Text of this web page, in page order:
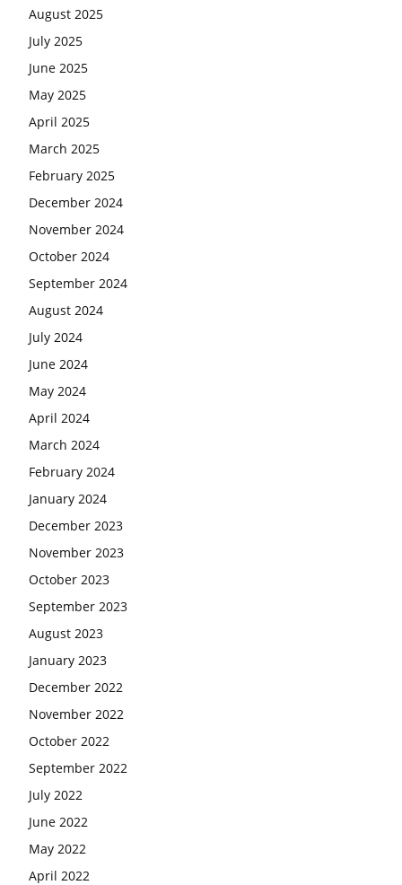
August 2025
July 2025
June 2025
May 2025
April 2025
March 2025
February 2025
December 2024
November 2024
October 2024
September 2024
August 2024
July 2024
June 2024
May 2024
April 2024
March 2024
February 2024
January 2024
December 2023
November 2023
October 2023
September 2023
August 2023
January 2023
December 2022
November 2022
October 2022
September 2022
July 2022
June 2022
May 2022
April 2022